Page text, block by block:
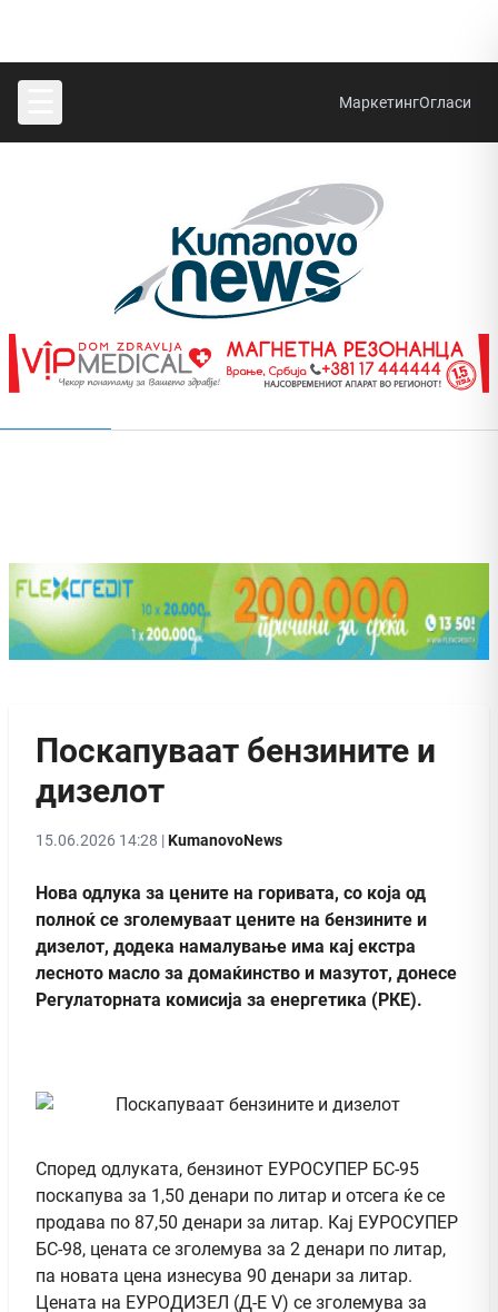
МаркетингОгласи
Поскапуваат бензините и
дизелот
15.06.2026 14:28 |KumanovoNews
Нова одлука за цените на горивата, со која од
полноќ се зголемуваат цените на бензините и
дизелот, додека намалување има кај екстра
лесното масло за домаќинство и мазутот, донесе
Регулаторната комисија за енергетика (РКЕ).
Според одлуката, бензинот ЕУРОСУПЕР БС-95
поскапува за 1,50 денари по литар и отсега ќе се
продава по 87,50 денари за литар. Кај ЕУРОСУПЕР
БС-98, цената се зголемува за 2 денари по литар,
па новата цена изнесува 90 денари за литар.
Цената на ЕУРОДИЗЕЛ (Д-Е V) се зголемува за